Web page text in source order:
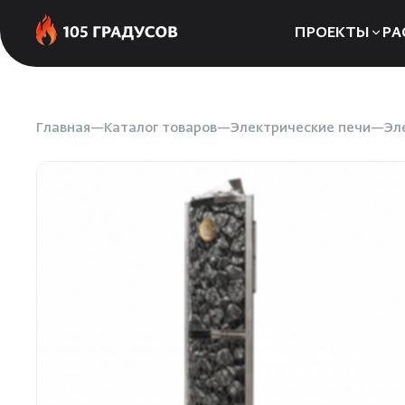
ПРОЕКТЫ
Главная Каталог товаров Электрические печи